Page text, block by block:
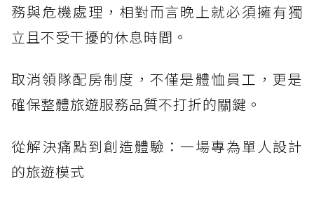
務與危機處理，相對而言晚上就必須擁有獨
立且不受干擾的休息時間。
取消領隊配房制度，不僅是體恤員工，更是
確保整體旅遊服務品質不打折的關鍵。
從解決痛點到創造體驗：一場專為單人設計
的旅遊模式